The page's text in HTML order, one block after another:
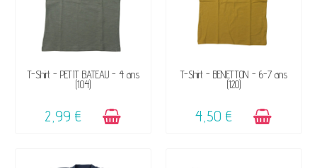
DISPONIBLE
T-Shirt - PETIT BATEAU - 4 ans
(104)
2,99 €
DISPONIBLE
T-Shirt - BENETTON - 6-7 ans
(120)
4,50 €